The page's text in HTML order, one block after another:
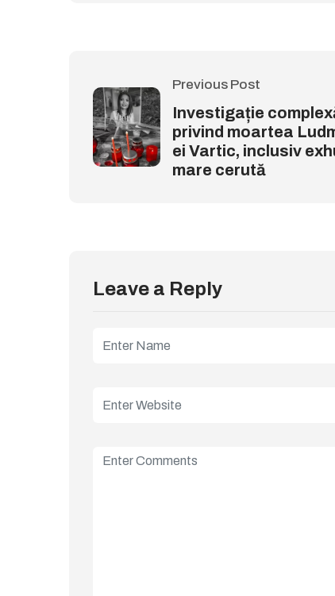
Previous Post
Investigație
privind moartea
ei Vartic, inclusiv
mare cerută
Leave a Reply